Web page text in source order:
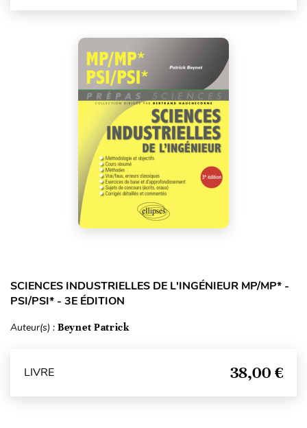
SCIENCES INDUSTRIELLES DE L'INGÉNIEUR MP/MP* -
PSI/PSI* - 3E ÉDITION
Auteur(s) : Beynet Patrick
LIVRE 38,00 €